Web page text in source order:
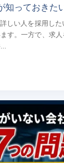
知っておきた
詳しい人を採用し
す。一方で、求